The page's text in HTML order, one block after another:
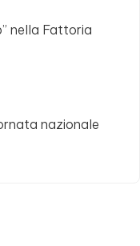
nella Fattoria
nazionale